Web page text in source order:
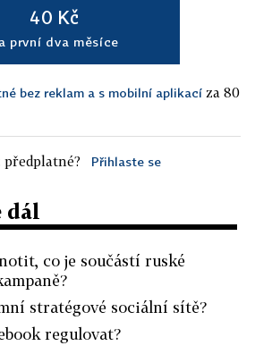
40 Kč
první dva měsíce
bez reklam a s mobilní aplikací za 80
předplatné? Přihlaste se
dál
co je součástí ruské
stratégové sociální sítě?
regulovat?